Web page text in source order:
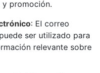
promoción.
: El correo
ser utilizado para
relevante sobre